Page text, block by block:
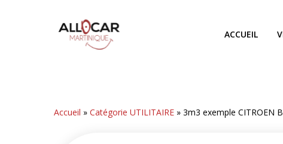
ACCUEIL
Accueil »Catégorie UTILITAIRE »3m3 exemple CITROEN